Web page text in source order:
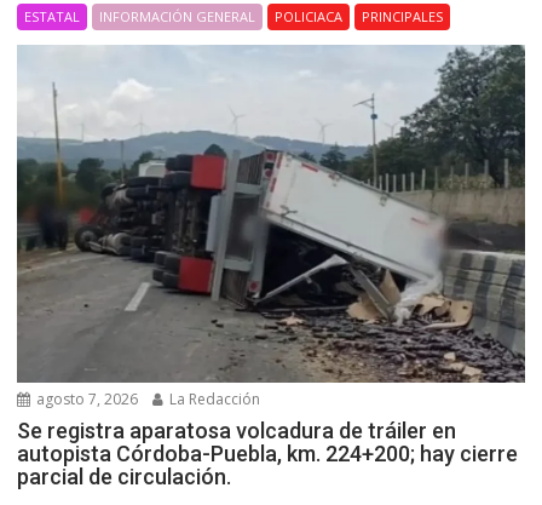
ESTATAL INFORMACIÓN GENERAL POLICIACA PRINCIPALES
agosto 7, 2026 La Redacción
Se registra aparatosa volcadura de tráiler en
autopista Córdoba-Puebla, km. 224+200; hay cierre
parcial de circulación.